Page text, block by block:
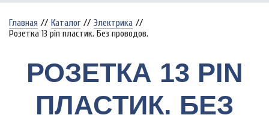
Главная // Каталог // Электрика //
Розетка 13 pin пластик. Без проводов.
РОЗЕТКА 13 PIN
ПЛАСТИК. БЕЗ